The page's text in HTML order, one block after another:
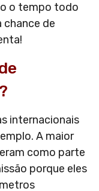
o tempo todo
chance de
internacionais
A maior
como parte
porque eles